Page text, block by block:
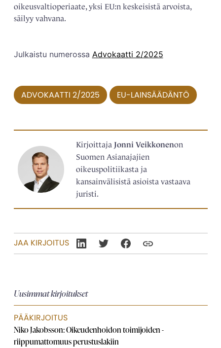
oikeusvaltioperiaate, yksi EU:n keskeisistä arvoista,
säilyy vahvana.
Julkaistu numerossa Advokaatti 2/2025
ADVOKAATTI 2/2025 EU-LAINSÄÄDÄNTÖ
Kirjoittaja Jonni Veikkonenon
Suomen Asianajajien
oikeuspolitiikasta ja
kansainvälisistä asioista vastaava
juristi.
JAA KIRJOITUS
Uusimmat kirjoitukset
PÄÄKIRJOITUS
Niko Jakobsson: Oikeudenhoidon toimijoiden ­
riippumattomuus perustuslakiin